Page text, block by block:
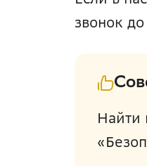
звонок до
Найти